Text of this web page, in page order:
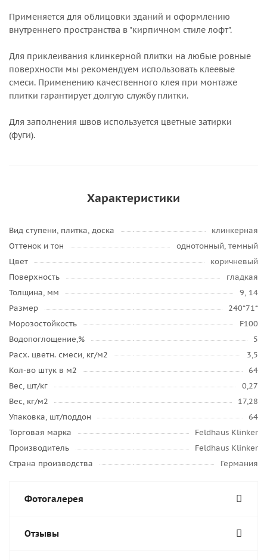
Применяется для облицовки зданий и оформлению
внутреннего пространства в "кирпичном стиле лофт".
Для приклеивания клинкерной плитки на любые ровные
поверхности мы рекомендуем использовать клеевые
смеси. Применению качественного клея при монтаже
плитки гарантирует долгую службу плитки.
Для заполнения швов используется цветные затирки
(фуги).
Характеристики
Вид ступени, плитка, доска
клинкерная
Оттенок и тон
однотонный, темный
Цвет
коричневый
Поверхность
гладкая
Толщина, мм
9, 14
Размер
240*71*
Морозостойкость
F100
Водопоглощение,%
5
Расх. цветн. смеси, кг/м2
3,5
Кол-во штук в м2
64
Вес, шт/кг
0,27
Вес, кг/м2
17,28
Упаковка, шт/поддон
64
Торговая марка
Feldhaus Klinker
Производитель
Feldhaus Klinker
Страна производства
Германия
Фотогалерея
Отзывы